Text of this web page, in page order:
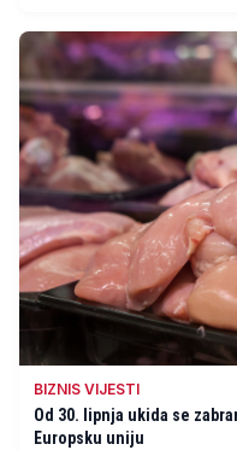
BIZNIS VIJESTI
Od 30. lipnja ukida se
Europsku uniju